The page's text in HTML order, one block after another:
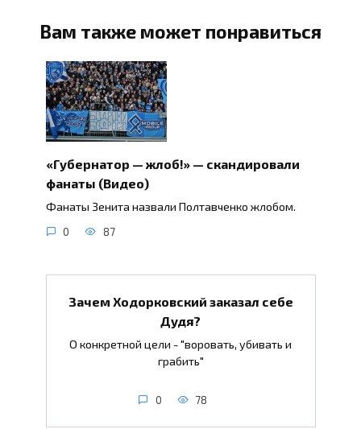
Вам также может понравиться
«Губернатор — жлоб!» — скандировали
фанаты (Видео)
Фанаты Зенита назвали Полтавченко жлобом.
0 87
Зачем Ходорковский заказал себе
Дудя?
О конкретной цели - "воровать, убивать и
грабить"
0 78